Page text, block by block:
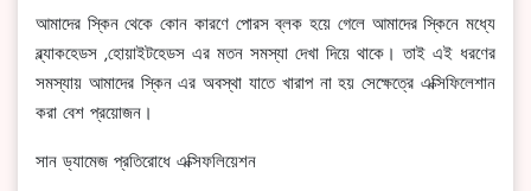
আমাদের স্কিন থেকে কোন কারণে পোরস ব্লক হয়ে গেলে আমাদের স্কিনে মধ্যে
ব্ল্যাকহেডস ,হোয়াইটহেডস এর মতন সমস্যা দেখা দিয়ে থাকে। তাই এই ধরণের
সমস্যায় আমাদের স্কিন এর অবস্থা যাতে খারাপ না হয় সেক্ষেত্রে এক্সিফিলেশান
করা বেশ প্রয়োজন।
সান ড্যামেজ প্রতিরোধে এক্সিফলিয়েশন